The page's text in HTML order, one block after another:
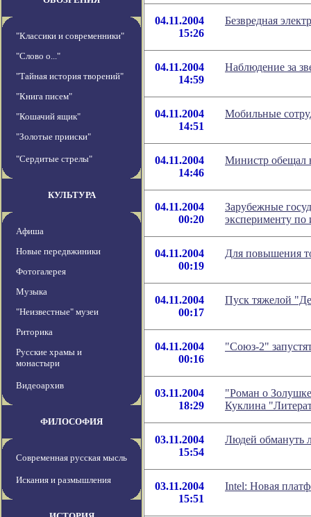
"Классики и современники"
"Слово о..."
"Тайная история творений"
"Книга писем"
"Кошачий ящик"
"Золотые прииски"
"Сердитые стрелы"
КУЛЬТУРА
Афиша
Новые передвжиники
Фотогалерея
Музыка
"Неизвестные" музеи
Риторика
Русские храмы и
монастыри
Видеоархив
ФИЛОСОФИЯ
Современная русская мысль
Искания и размышления
04.11.2004
15:26
Безвредная
04.11.2004
14:59
Наблюдение за
04.11.2004
14:51
Мобильные
04.11.2004
14:46
Министр обещал
04.11.2004
00:20
Зарубежные
эксперименту
04.11.2004
00:19
Для повышения
04.11.2004
00:17
Пуск тяжелой
04.11.2004
00:16
"Союз-2"
03.11.2004
18:29
"Роман о
Куклина
03.11.2004
15:54
Людей обмануть
03.11.2004
15:51
Intel: Новая